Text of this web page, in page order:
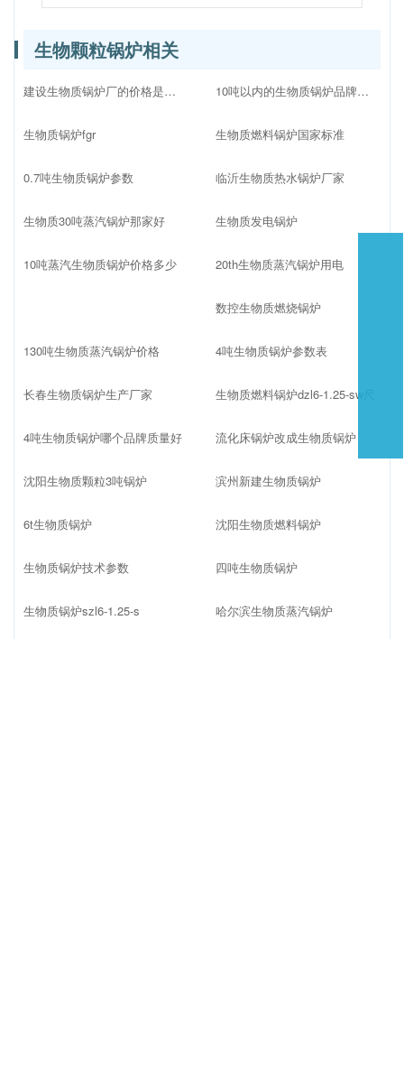
生物颗粒锅炉相关
建设生物质锅炉厂的价格是多少
生物质锅炉fgr
0.7吨生物质锅炉参数
生物质30吨蒸汽锅炉那家好
10吨蒸汽生物质锅炉价格多少
10吨以内的生物质锅炉品牌十大排名
生物质燃料锅炉国家标准
临沂生物质热水锅炉厂家
生物质发电锅炉
20th生物质蒸汽锅炉用电
数控生物质燃烧锅炉
130吨生物质蒸汽锅炉价格
长春生物质锅炉生产厂家
4吨生物质锅炉哪个品牌质量好
沈阳生物质颗粒3吨锅炉
6t生物质锅炉
生物质锅炉技术参数
4吨生物质锅炉参数表
生物质燃料锅炉dzl6-1.25-sw尺
流化床锅炉改成生物质锅炉
滨州新建生物质锅炉
沈阳生物质燃料锅炉
四吨生物质锅炉
生物质锅炉szl6-1.25-s 哈尔滨生物质蒸汽锅炉